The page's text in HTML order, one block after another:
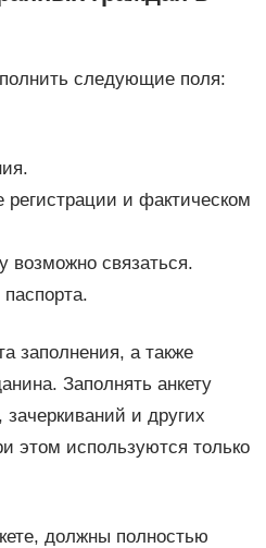
следующие поля:
и фактическом
возможно связаться.
заполнения, а также
Заполнять анкету
и других
этом используются только
должны полностью